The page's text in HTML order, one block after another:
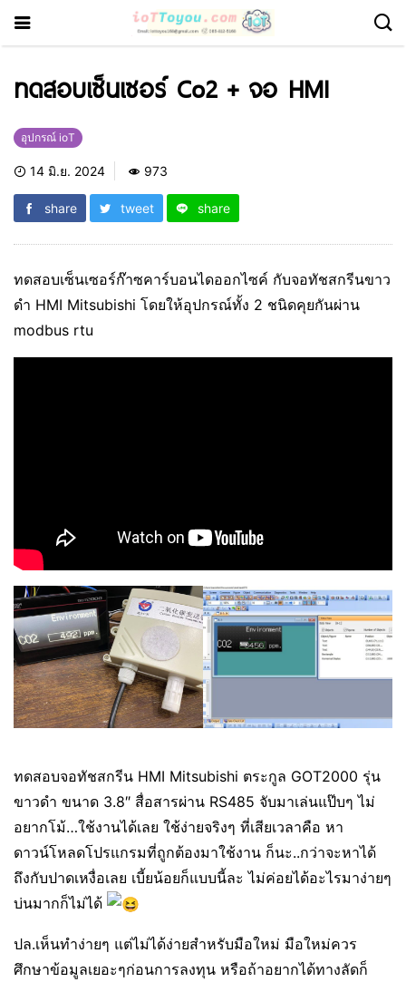
ทดสอบเซ็นเซอร์ Co2 + จอ HMI
อุปกรณ์ ioT
14 มิ.ย. 2024 973
share tweet share
ทดสอบเซ็นเซอร์ก๊าซคาร์บอนไดออกไซค์ กับจอทัชสกรีนขาว
ดำ HMI Mitsubishi โดยให้อุปกรณ์ทั้ง 2 ชนิดคุยกันผ่าน
modbus rtu
ทดสอบจอทัชสกรีน HMI Mitsubishi ตระกูล GOT2000 รุ่น
ขาวดำ ขนาด 3.8″ สื่อสารผ่าน RS485 จับมาเล่นแป๊บๆ ไม่
อยากโม้…ใช้งานได้เลย ใช้ง่ายจริงๆ ที่เสียเวลาคือ หา
ดาวน์โหลดโปรแกรมที่ถูกต้องมาใช้งาน ก็นะ..กว่าจะหาได้
ถึงกับปาดเหงื่อเลย เบี้ยน้อยก็แบบนี้ละ ไม่ค่อยได้อะไรมาง่ายๆ
บ่นมากก็ไม่ได้
ปล.เห็นทำง่ายๆ แต่ไม่ได้ง่ายสำหรับมือใหม่ มือใหม่ควร
ศึกษาข้อมูลเยอะๆก่อนการลงทุน หรือถ้าอยากได้ทางลัดก็